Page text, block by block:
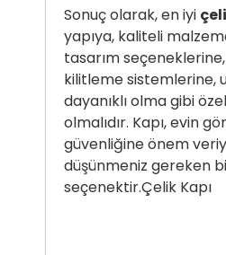
Sonuç olarak, en iyi
yapıya, kaliteli
tasarım
kilitleme sistemlerine,
dayanıklı olma gibi
olmalıdır. Kapı, evin
güvenliğine önem
düşünmeniz gereken
seçenektir.Çelik Kapı